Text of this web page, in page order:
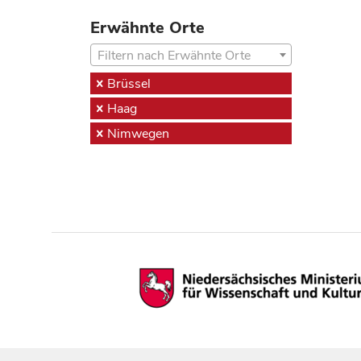
Erwähnte Orte
Filtern nach Erwähnte Orte
Brüssel
Haag
Nimwegen